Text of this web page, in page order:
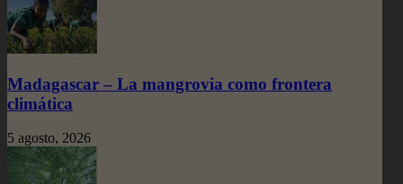
Madagascar – La mangrovia como frontera
climática
5 agosto, 2026